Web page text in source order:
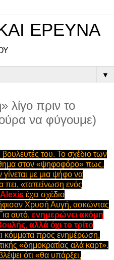
ΕΡΕΥΝΑ
▼
λίγο πριν το
να φύγουμε)
του. To σχέδιο των
στον «ψηφοφόρο» πως,
γίνεται με μια ψήφο να
πει, «ταπείνωση ενός
έχει σχέδιο
Χρυσή Αυγή, ασκώντας
αυτό, ενημερώνει ακόμη
αλλά όχι το τρίτο
κόμματα προς ενημέρωση,
«δημοκρατίας αλά καρτ».
ότι «θα υπάρξει,